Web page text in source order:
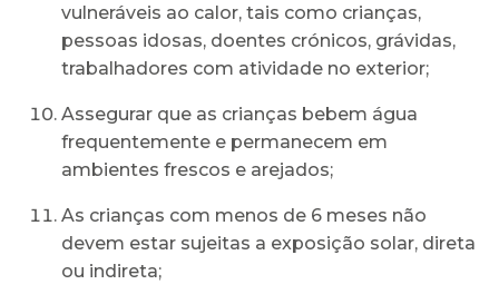
vulneráveis ao calor, tais como crianças,
pessoas idosas, doentes crónicos, grávidas,
trabalhadores com atividade no exterior;
Assegurar que as crianças bebem água
frequentemente e permanecem em
ambientes frescos e arejados;
As crianças com menos de 6 meses não
devem estar sujeitas a exposição solar, direta
ou indireta;